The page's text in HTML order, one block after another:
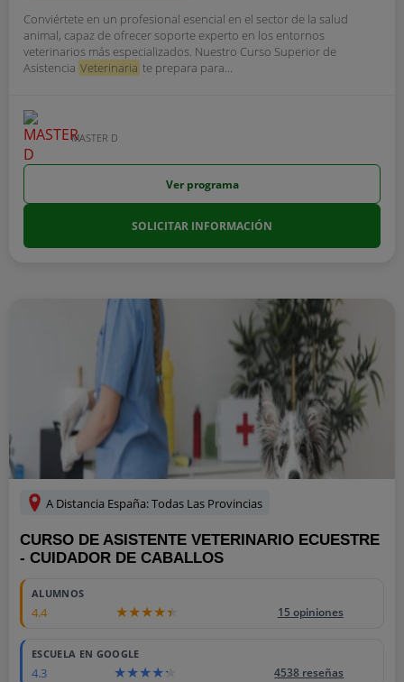
Conviértete en un profesional esencial en el sector de la salud
animal, capaz de ofrecer soporte experto en los entornos
veterinarios más especializados. Nuestro Curso Superior de
Asistencia Veterinaria te prepara para...
MASTER D
Ver programa
SOLICITAR INFORMACIÓN
A Distancia España: Todas Las Provincias
CURSO DE ASISTENTE VETERINARIO ECUESTRE
- CUIDADOR DE CABALLOS
ALUMNOS
4.4 15 opiniones
ESCUELA EN GOOGLE
4.3 4538 reseñas